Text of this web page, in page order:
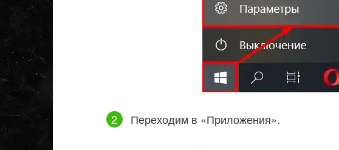
Переходим в «Приложения».